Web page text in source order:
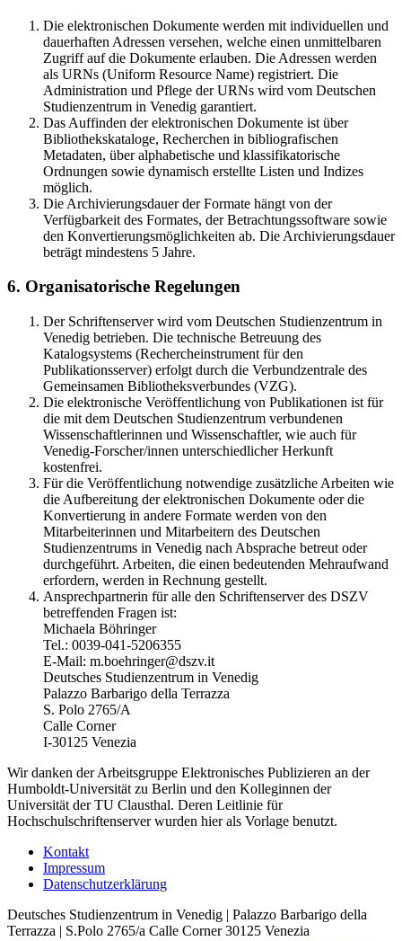
Die elektronischen Dokumente werden mit individuellen und
dauerhaften Adressen versehen, welche einen unmittelbaren
Zugriff auf die Dokumente erlauben. Die Adressen werden
als URNs (Uniform Resource Name) registriert. Die
Administration und Pflege der URNs wird vom Deutschen
Studienzentrum in Venedig garantiert.
Das Auffinden der elektronischen Dokumente ist über
Bibliothekskataloge, Recherchen in bibliografischen
Metadaten, über alphabetische und klassifikatorische
Ordnungen sowie dynamisch erstellte Listen und Indizes
möglich.
Die Archivierungsdauer der Formate hängt von der
Verfügbarkeit des Formates, der Betrachtungssoftware sowie
den Konvertierungsmöglichkeiten ab. Die Archivierungsdauer
beträgt mindestens 5 Jahre.
6. Organisatorische Regelungen
Der Schriftenserver wird vom Deutschen Studienzentrum in
Venedig betrieben. Die technische Betreuung des
Katalogsystems (Rechercheinstrument für den
Publikationsserver) erfolgt durch die Verbundzentrale des
Gemeinsamen Bibliotheksverbundes (VZG).
Die elektronische Veröffentlichung von Publikationen ist für
die mit dem Deutschen Studienzentrum verbundenen
Wissenschaftlerinnen und Wissenschaftler, wie auch für
Venedig-Forscher/innen unterschiedlicher Herkunft
kostenfrei.
Für die Veröffentlichung notwendige zusätzliche Arbeiten wie
die Aufbereitung der elektronischen Dokumente oder die
Konvertierung in andere Formate werden von den
Mitarbeiterinnen und Mitarbeitern des Deutschen
Studienzentrums in Venedig nach Absprache betreut oder
durchgeführt. Arbeiten, die einen bedeutenden Mehraufwand
erfordern, werden in Rechnung gestellt.
Ansprechpartnerin für alle den Schriftenserver des DSZV
betreffenden Fragen ist:
Michaela Böhringer
Tel.: 0039-041-5206355
E-Mail: m.boehringer@dszv.it
Deutsches Studienzentrum in Venedig
Palazzo Barbarigo della Terrazza
S. Polo 2765/A
Calle Corner
I-30125 Venezia
Wir danken der Arbeitsgruppe Elektronisches Publizieren an der
Humboldt-Universität zu Berlin und den Kolleginnen der
Universität der TU Clausthal. Deren Leitlinie für
Hochschulschriftenserver wurden hier als Vorlage benutzt.
Kontakt
Impressum
Datenschutzerklärung
Deutsches Studienzentrum in Venedig | Palazzo Barbarigo della
Terrazza | S.Polo 2765/a Calle Corner 30125 Venezia